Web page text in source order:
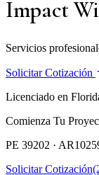
Impact
Servicios
Solicitar Cotización
Licenciado en
Comienza Tu
PE 39202 ·
Solicitar Cotización